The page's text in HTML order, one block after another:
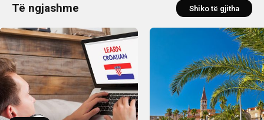
Të ngjashme Shiko të gjitha